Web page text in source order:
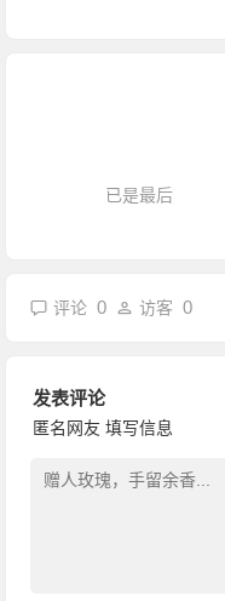
已是最后
评论0 访客0
发表评论
匿名网友 填写信息